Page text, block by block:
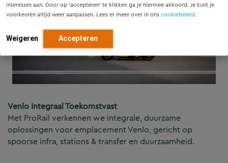
interesses aan. Door op ‘accepteren’ te klikken ga je hiermee akkoord. Je kunt je
voorkeuren altijd weer aanpassen. Lees er meer over in ons cookiebeleid.
Weigeren Accepteren
Venlo Integraal Toekomstvast
Met ProRail verkennen we integrale, duurzame
oplossingen voor emplacement Venlo, gericht op
spoorse infra, stations & transfer en duurzaamheid.